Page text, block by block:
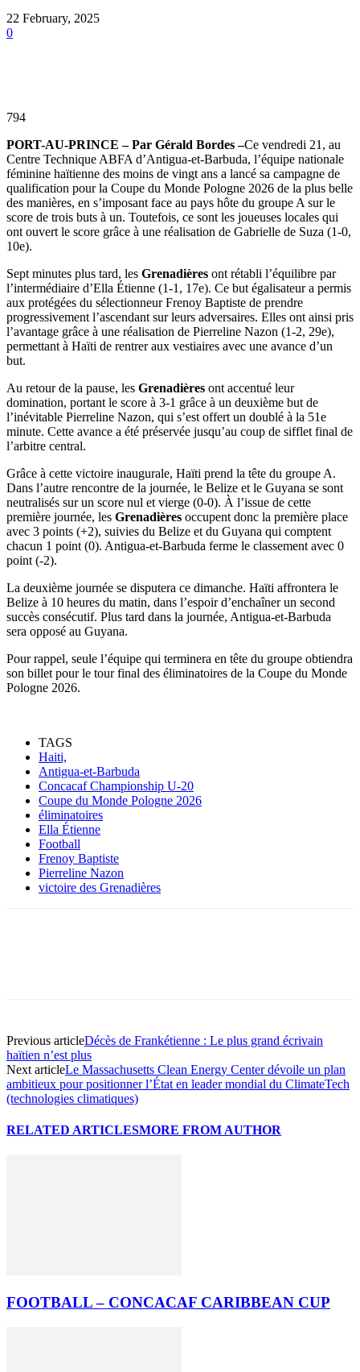
22 February, 2025
0
794
PORT-AU-PRINCE – Par Gérald Bordes –Ce vendredi 21, au
Centre Technique ABFA d’Antigua-et-Barbuda, l’équipe nationale
féminine haïtienne des moins de vingt ans a lancé sa campagne de
qualification pour la Coupe du Monde Pologne 2026 de la plus belle
des manières, en s’imposant face au pays hôte du groupe A sur le
score de trois buts à un. Toutefois, ce sont les joueuses locales qui
ont ouvert le score grâce à une réalisation de Gabrielle de Suza (1-0,
10e).
Sept minutes plus tard, les Grenadières ont rétabli l’équilibre par
l’intermédiaire d’Ella Étienne (1-1, 17e). Ce but égalisateur a permis
aux protégées du sélectionneur Frenoy Baptiste de prendre
progressivement l’ascendant sur leurs adversaires. Elles ont ainsi pris
l’avantage grâce à une réalisation de Pierreline Nazon (1-2, 29e),
permettant à Haïti de rentrer aux vestiaires avec une avance d’un
but.
Au retour de la pause, les Grenadières ont accentué leur
domination, portant le score à 3-1 grâce à un deuxième but de
l’inévitable Pierreline Nazon, qui s’est offert un doublé à la 51e
minute. Cette avance a été préservée jusqu’au coup de sifflet final de
l’arbitre central.
Grâce à cette victoire inaugurale, Haïti prend la tête du groupe A.
Dans l’autre rencontre de la journée, le Belize et le Guyana se sont
neutralisés sur un score nul et vierge (0-0). À l’issue de cette
première journée, les Grenadières occupent donc la première place
avec 3 points (+2), suivies du Belize et du Guyana qui comptent
chacun 1 point (0). Antigua-et-Barbuda ferme le classement avec 0
point (-2).
La deuxième journée se disputera ce dimanche. Haïti affrontera le
Belize à 10 heures du matin, dans l’espoir d’enchaîner un second
succès consécutif. Plus tard dans la journée, Antigua-et-Barbuda
sera opposé au Guyana.
Pour rappel, seule l’équipe qui terminera en tête du groupe obtiendra
son billet pour le tour final des éliminatoires de la Coupe du Monde
Pologne 2026.
TAGS
Haiti,
Antigua-et-Barbuda
Concacaf Championship U-20
Coupe du Monde Pologne 2026
éliminatoires
Ella Étienne
Football
Frenoy Baptiste
Pierreline Nazon
victoire des Grenadières
Previous articleDécès de Frankétienne : Le plus grand écrivain
haïtien n’est plus
Next articleLe Massachusetts Clean Energy Center dévoile un plan
ambitieux pour positionner l’État en leader mondial du ClimateTech
(technologies climatiques)
RELATED ARTICLESMORE FROM AUTHOR
FOOTBALL – CONCACAF CARIBBEAN CUP